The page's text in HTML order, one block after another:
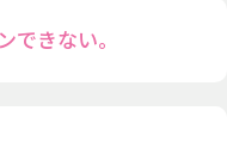
できない。